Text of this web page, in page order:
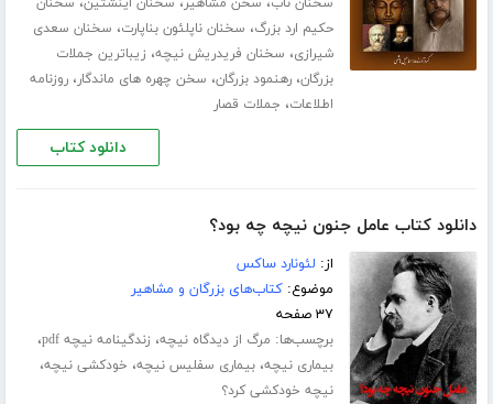
حکیم ارد بزرگ، سخنان ناپلئون بناپارت، سخنان سعدی
شیرازی، سخنان فریدریش نیچه، زیباترین جملات
بزرگان،رهنمود بزرگان، سخن چهره های ماندگار،روزنامه
اطلاعات، جملات قصار
دانلود کتاب
دانلود کتاب عامل جنون نیچه چه بود؟
از: لئونارد ساکس
موضوع:کتاب‌های بزرگان و مشاهیر
۳۷ صفحه
برچسب‌ها: مرگ از دیدگاه نیچه، زندگینامه نیچه pdf ،
بیماری نیچه،بیماری سفلیس نیچه، خودکشی نیچه،
نیچه خودکشی کرد؟